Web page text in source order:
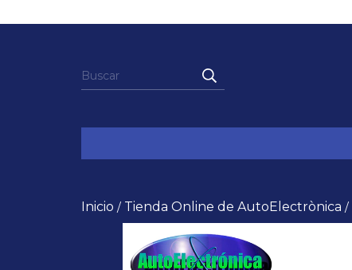
Inicio / Tienda Online de AutoElectrònica /